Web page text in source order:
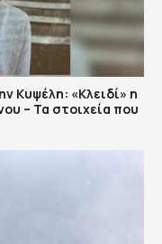
Κυψέλη: «Κλειδί» η
– Τα στοιχεία που